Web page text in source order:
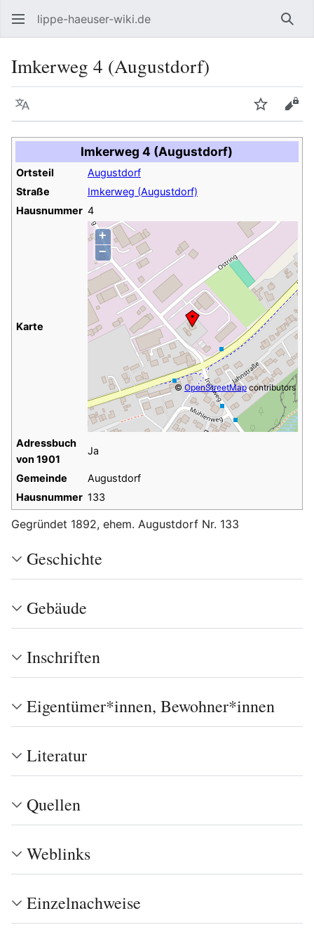
lippe-haeuser-wiki.de
Imkerweg 4 (Augustdorf)
Sprache
Imkerweg 4 (Augustdorf)
Ortsteil
Augustdorf
Straße
Imkerweg (Augustdorf)
Hausnummer 4
Karte
+
−
© OpenStreetMapcontributors
Adressbuch
von 1901
Ja
Gemeinde
Augustdorf
Hausnummer 133
Gegründet 1892, ehem. Augustdorf Nr. 133
Geschichte
Gebäude
Inschriften
Eigentümer*innen, Bewohner*innen
Literatur
Quellen
Weblinks
Einzelnachweise